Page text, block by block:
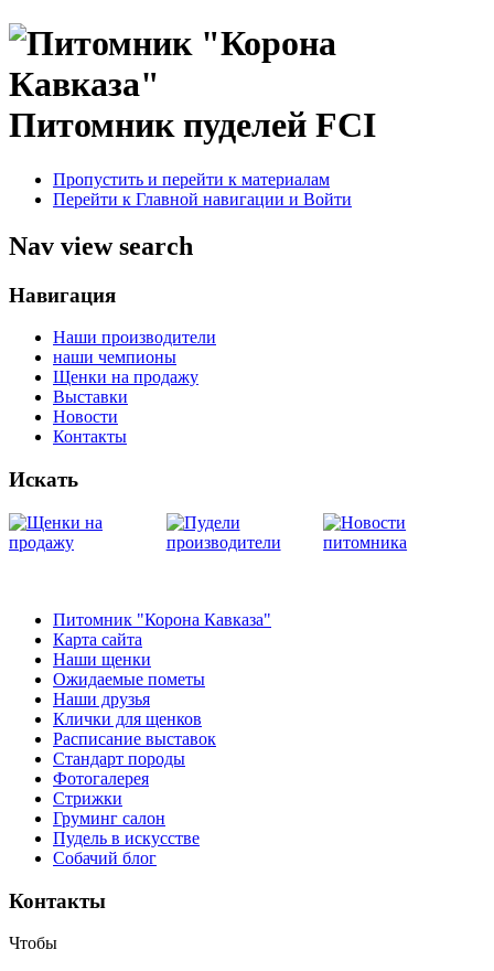
Питомник пуделей FCI
Пропустить и перейти к материалам
Перейти к Главной навигации и Войти
Nav view search
Навигация
Наши производители
наши чемпионы
Щенки на продажу
Выставки
Новости
Контакты
Искать
Питомник "Корона Кавказа"
Карта сайта
Наши щенки
Ожидаемые пометы
Наши друзья
Клички для щенков
Расписание выставок
Стандарт породы
Фотогалерея
Стрижки
Груминг салон
Пудель в искусстве
Собачий блог
Контакты
Чтобы